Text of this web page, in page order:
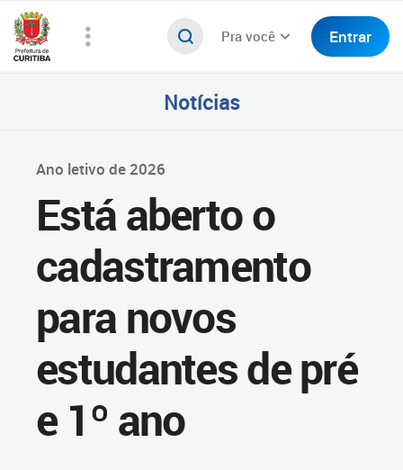
Pra você Entrar
Notícias
Ano letivo de 2026
Está aberto o
cadastramento
para novos
estudantes de pré
e 1º ano